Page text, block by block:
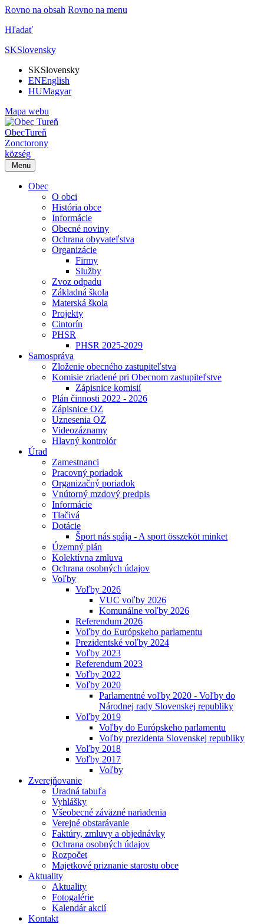
Rovno na obsah Rovno na menu
Hľadať
SKSlovensky
SKSlovensky
ENEnglish
HUMagyar
Mapa webu
ObecTureň
Zonctorony
község
Menu
Obec
O obci
História obce
Informácie
Obecné noviny
Ochrana obyvateľstva
Organizácie
Firmy
Služby
Zvoz odpadu
Základná škola
Materská škola
Projekty
Cintorín
PHSR
PHSR 2025-2029
Samospráva
Zloženie obecného zastupiteľstva
Komisie zriadené pri Obecnom zastupiteľstve
Zápisnice komisií
Plán činnosti 2022 - 2026
Zápisnice OZ
Uznesenia OZ
Videozáznamy
Hlavný kontrolór
Úrad
Zamestnanci
Pracovný poriadok
Organizačný poriadok
Vnútorný mzdový predpis
Informácie
Tlačivá
Dotácie
Šport nás spája - A sport összeköt minket
Územný plán
Kolektívna zmluva
Ochrana osobných údajov
Voľby
Voľby 2026
VUC voľby 2026
Komunálne voľby 2026
Referendum 2026
Voľby do Európskeho parlamentu
Prezidentské voľby 2024
Voľby 2023
Referendum 2023
Voľby 2022
Voľby 2020
Parlamentné voľby 2020 - Voľby do
Národnej rady Slovenskej republiky
Voľby 2019
Voľby do Európskeho parlamentu
Voľby prezidenta Slovenskej republiky
Voľby 2018
Voľby 2017
Voľby
Zverejňovanie
Úradná tabuľa
Vyhlášky
Všeobecné záväzné nariadenia
Verejné obstarávanie
Faktúry, zmluvy a objednávky
Ochrana osobných údajov
Rozpočet
Majetkové priznanie starostu obce
Aktuality
Aktuality
Fotogalérie
Kalendár akcií
Kontakt